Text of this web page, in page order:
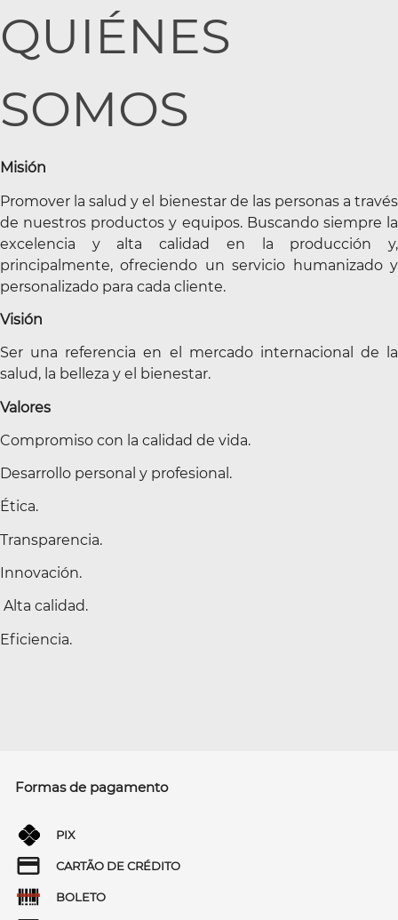
QUIÉNES
SOMOS
Misión
Promover la salud y el bienestar de las personas a través
de nuestros productos y equipos. Buscando siempre la
excelencia y alta calidad en la producción y,
principalmente, ofreciendo un servicio humanizado y
personalizado para cada cliente.
Visión
Ser una referencia en el mercado internacional de la
salud, la belleza y el bienestar.
Valores
Compromiso con la calidad de vida.
Desarrollo personal y profesional.
Ética.
Transparencia.
Innovación.
Alta calidad.
Eficiencia.
Formas de pagamento
PIX
CARTÃO DE CRÉDITO
BOLETO